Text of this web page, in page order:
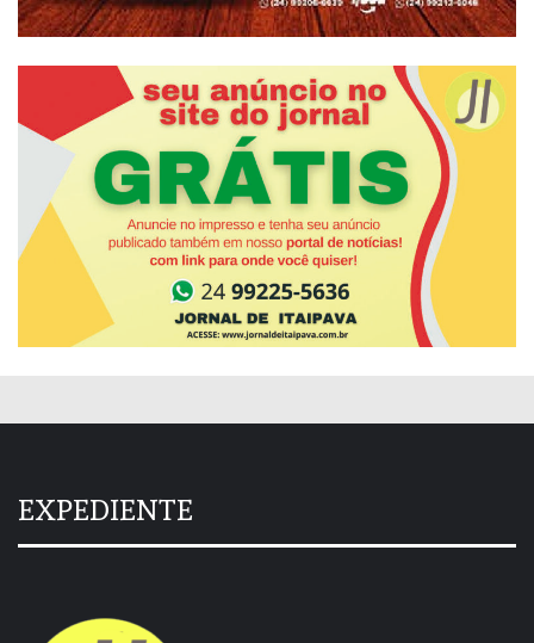
EXPEDIENTE